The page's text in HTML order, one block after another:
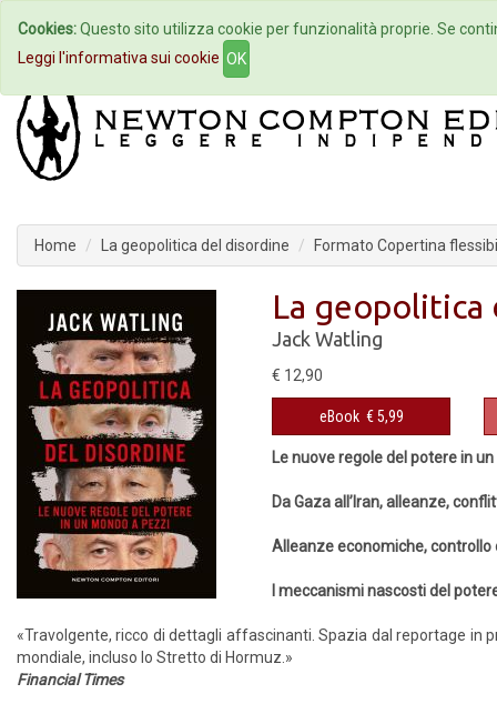
Home Autori Eventi
Home La geopolitica del disordine Formato Copertina
La
Jack Watling
€ 12,90
eBook € 5,99
Le nuove regole del potere in
Da Gaza all’Iran, alleanze,
Alleanze economiche,
I meccanismi nascosti del
«Travolgente, ricco di dettagli affascinanti. Spazia dal reportage in
mondiale, incluso lo Stretto di Hormuz.»
Financial Times
Cookies:Questo sito utilizza cookie per funzionalità proprie. Se
Leggi l'informativa sui cookie OK